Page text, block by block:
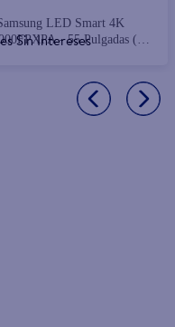
LED Smart 4K
- 55 Pulgadas (1
Sin Intereses